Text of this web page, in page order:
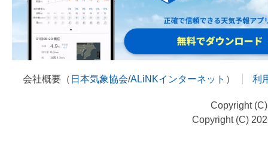
会社概要（ 日本気象協会/ALiNKインターネット ） 利
Copyright
Copyright (C)